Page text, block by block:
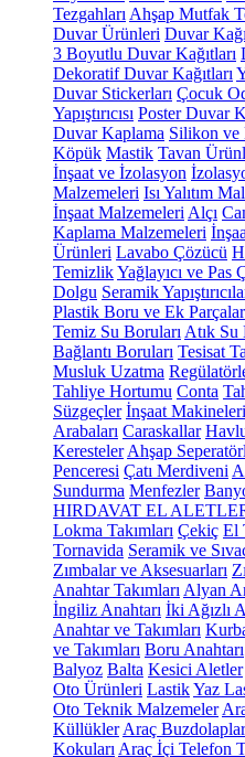
Tezgahları Ahşap Mutfak
Duvar Ürünleri Duvar
3 Boyutlu Duvar Kağıtları
Dekoratif Duvar Kağıtları
Duvar Stickerları Çocuk
Yapıştırıcısı Poster Duvar
Duvar Kaplama Silikon ve
Köpük Mastik Tavan
İnşaat ve İzolasyon
Malzemeleri Isı Yalıtım
İnşaat Malzemeleri Alçı
Kaplama Malzemeleri
Ürünleri Lavabo Çözücü
TemizlikYağlayıcı ve Pas
Dolgu Seramik
Plastik Boru ve Ek Parçalar
Temiz Su Boruları Atık Su
Bağlantı Boruları Tesisat
Musluk Uzatma
Tahliye Hortumu Conta
Süzgeçler İnşaat Makineleri
Arabaları Caraskallar
Keresteler Ahşap
Penceresi Çatı Merdiveni
Sundurma Menfezler
HIRDAVAT EL
Lokma Takımları Çekiç El
Tornavida Seramik ve
Zımbalar ve Aksesuarları
Anahtar Takımları Alyan
İngiliz Anahtarı İki Ağızlı
Anahtar ve Takımları
ve Takımları Boru Anahtarı
Balyoz Balta Kesici Aletler
Oto Ürünleri LastikYaz
Oto Teknik Malzemeler
Küllükler Araç
Kokuları Araç İçi Telefon